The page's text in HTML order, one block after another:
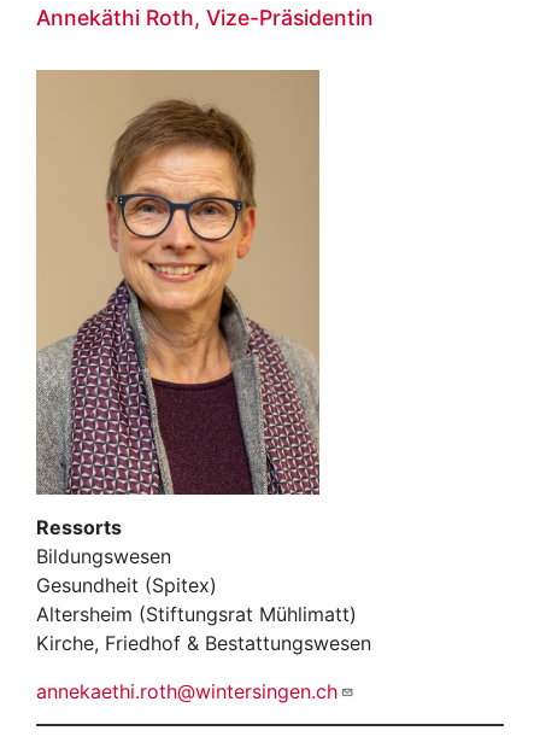
Annekäthi Roth, Vize-Präsidentin
Ressorts
Bildungswesen
Gesundheit (Spitex)
Altersheim (Stiftungsrat Mühlimatt)
Kirche, Friedhof & Bestattungswesen
annekaethi.roth@wintersingen.ch